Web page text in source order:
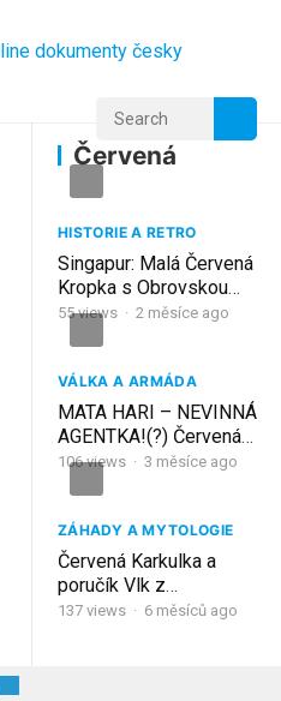
Červená
Červená
HISTORIE A RETRO
Singapur: Malá Červená
Kropka s Obrovskou
Silou
55views · 2 měsíce ago
VÁLKA A ARMÁDA
MATA HARI – NEVINNÁ
AGENTKA!(?) Červená
knihovna na VálCastu
106views · 3 měsíce ago
ZÁHADY A MYTOLOGIE
Červená Karkulka a
poručík Vlk z
protidrogového
137 views · 6 měsíců ago